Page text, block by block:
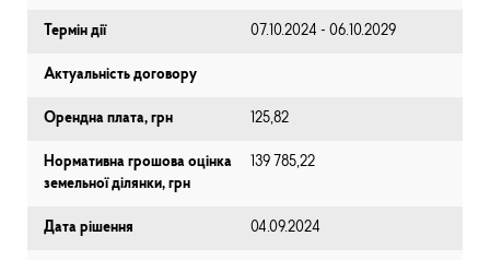
Термін дії 07.10.2024 - 06.10.2029
Актуальність договору
Орендна плата, грн 125,82
Нормативна грошова оцінка
земельної ділянки, грн
139 785,22
Дата рішення 04.09.2024